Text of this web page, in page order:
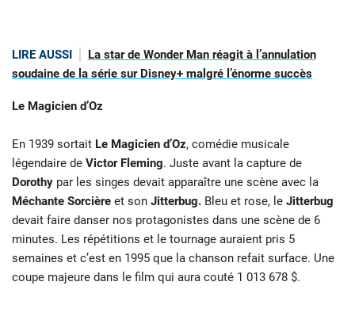
LIRE AUSSI
La star de Wonder Man réagit à l’annulation
soudaine de la série sur Disney+ malgré l’énorme succès
Le Magicien d’Oz
En 1939 sortait Le Magicien d’Oz, comédie musicale
légendaire de Victor Fleming. Juste avant la capture de
Dorothy par les singes devait apparaître une scène avec la
Méchante Sorcière et son Jitterbug. Bleu et rose, le Jitterbug
devait faire danser nos protagonistes dans une scène de 6
minutes. Les répétitions et le tournage auraient pris 5
semaines et c’est en 1995 que la chanson refait surface. Une
coupe majeure dans le film qui aura couté 1 013 678 $.